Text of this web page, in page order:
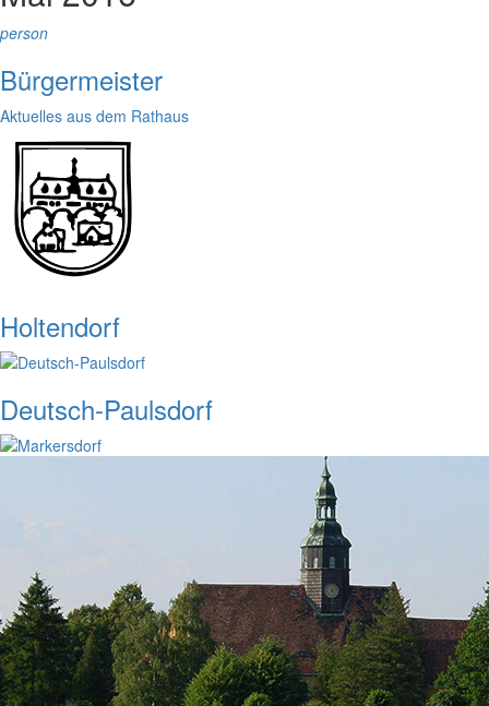
person
Bürgermeister
Aktuelles aus dem Rathaus
Holtendorf
Deutsch-Paulsdorf